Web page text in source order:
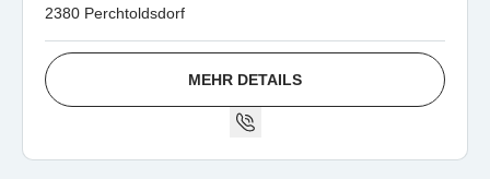
2380 Perchtoldsdorf
MEHR DETAILS